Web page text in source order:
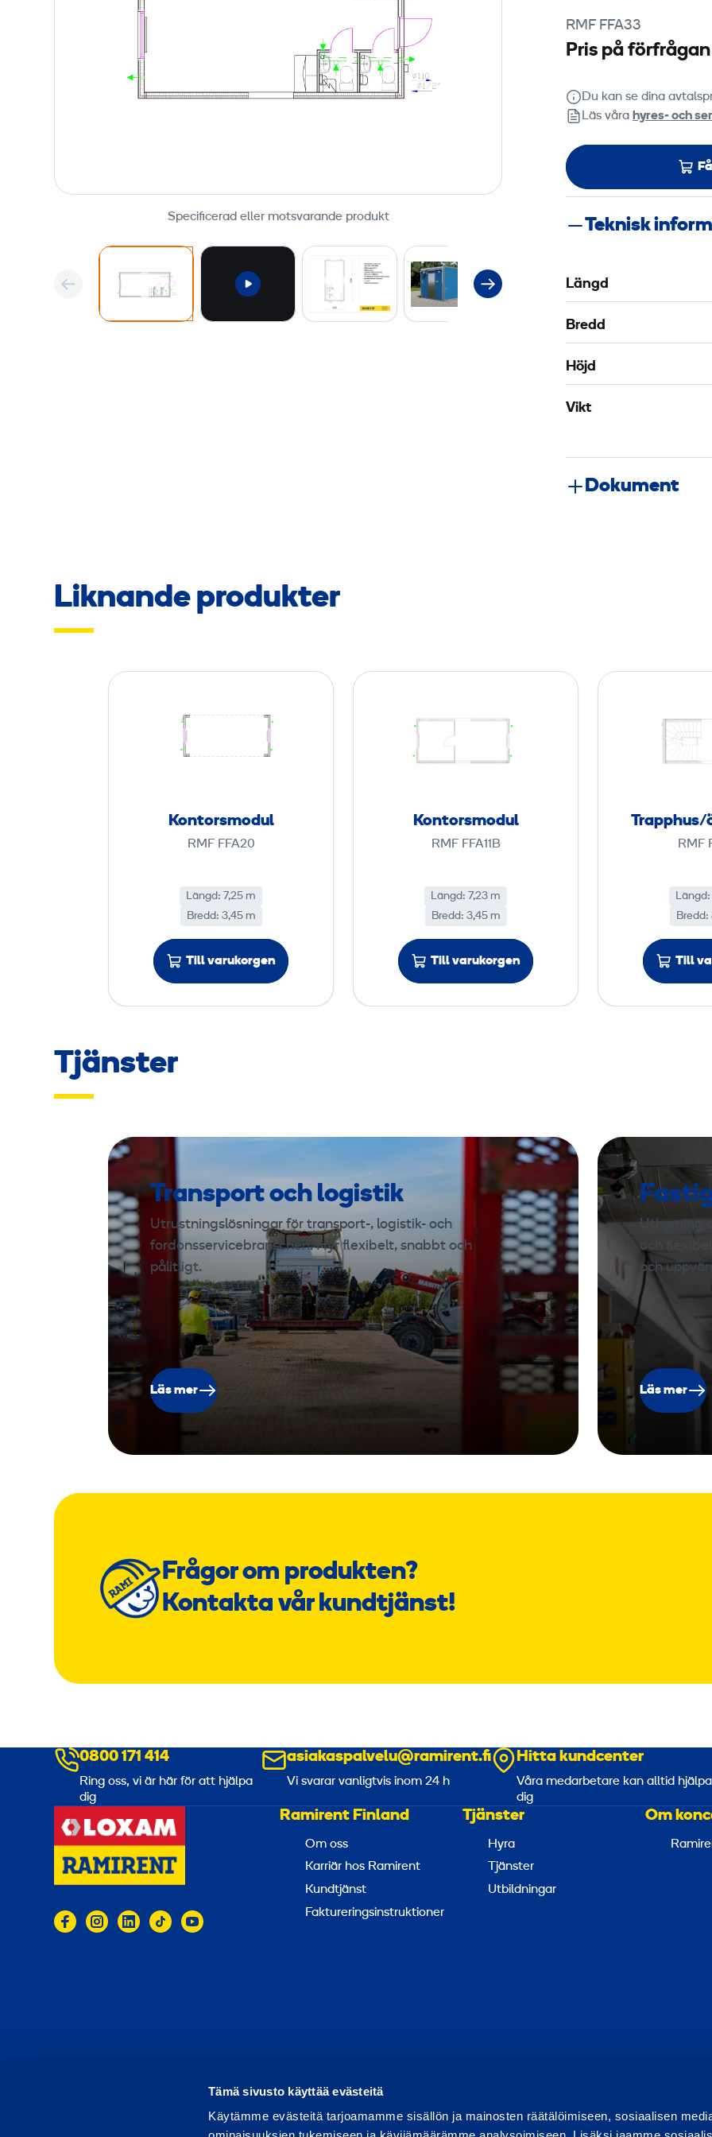
Tämä sivusto käyttää evästeitä
Käytämme evästeitä tarjoamamme sisällön ja mainosten räätälöimiseen, sosiaalisen
Specificerad eller motsvarande produkt
RMF FFA33
Pris på förfrågan
Du kan se dina
Läs våra hyres‑ och
Teknisk
Längd
Bredd
Höjd
Vikt
Dokument
Liknande produkter
u
l
Kontorsmodul
RMF FFA20
Längd: 7,25 m
Bredd: 3,45 m
Till varukorgen
n
o
u
l
Kontorsmodul
RMF FFA11B
Längd: 7,23 m
Bredd: 3,45 m
Till varukorgen
Trapphus/
RMF
Längd:
Bredd:
Till
Tjänster
Transport och logistik
Utrustningslösningar för transport-, logistik- och
fordonsservicebranschen. Hyr flexibelt, snabbt och
pålitligt.
Läs mer
Uthyrning
och
och
Läs mer
Frågor om produkten?
Kontakta vår kundtjänst!
0800 171 414
Ring oss, vi är här för att hjälpa
dig
asiakaspalvelu@ramirent.fi
Vi svarar vanligtvis inom 24 h
Hitta kundcenter
Våra medarbetare kan alltid hjälpa
dig
Ramirent Finland
Om oss
Karriär hos Ramirent
Kundtjänst
Faktureringsinstruktioner
Tjänster
Hyra
Tjänster
Utbildningar
Om
Användarvillkor Integritets Rapportera missbruk